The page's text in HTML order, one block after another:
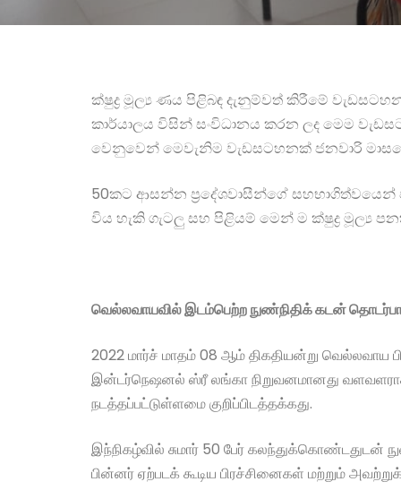
ක්ෂුද්‍ර මූල්‍ය ණය පිළිබඳ දැනුම්වත් කිරීමේ
කාර්යාලය විසින් සංවිධානය කරන ලද මෙම
වෙනුවෙන් මෙවැනිම වැඩසටහනක් ජනවාරි
50කට ආසන්න ප්‍රදේශවාසීන්ගේ
විය හැකි ගැටලු සහ පිළියම් මෙන් ම ක්ෂුද්‍ර මූල්‍ය
வெல்லவாயவில்இடம்பெற்றநுண்நிதிக்கடன்
2022 மார்ச் மாதம் 08 ஆம் திகதியன்று வெல்லவாய
இன்டர்நெஷனல் ஸ்ரீ லங்கா நிறுவனமானது
நடத்தப்பட்டுள்ளமை குறிப்பிடத்தக்கது.
இந்நிகழ்வில் சுமார் 50 பேர்
பின்னர் ஏற்படக் கூடிய பிரச்சினைகள் மற்றும்